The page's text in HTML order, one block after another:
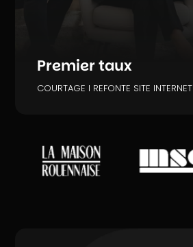
Premier taux
COURTAGE I REFONTE SITE INTERNET